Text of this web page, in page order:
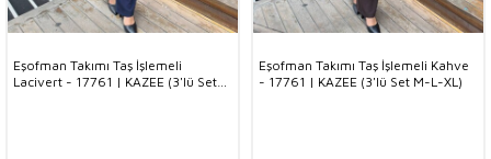
Eşofman Takımı Taş İşlemeli
Lacivert - 17761 | KAZEE (3'lü Set
Eşofman Takımı Taş İşlemeli Kahve
- 17761 | KAZEE (3'lü Set M-L-XL)